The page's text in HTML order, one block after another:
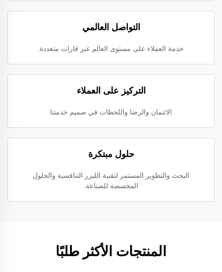
التواصل العالمي
خدمة العملاء على مستوى العالم عبر قارات متعددة.
التركيز على العملاء
الائتمان والرضا واللحظات في صميم خدمتنا
حلول مبتكرة
البحث والتطوير المستمر لتقنية الليزر التنافسية والحلول
المخصصة للصناعة.
المنتجات الأكثر طلبًا